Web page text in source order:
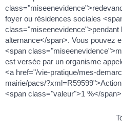
foyer ou résidences sociales
class="miseenevidence">pendant
alternance</span>. Vous pouvez
<span
est versée par un organisme
<a href="/vie-pratique/mes-
mairie/pacs/
<span class="valeur">1 %</